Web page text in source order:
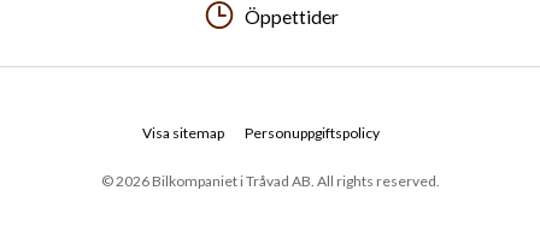
Öppettider
© 2026 Bilkompaniet i Tråvad AB. All rights reserved.
Visa sitemap Personuppgiftspolicy